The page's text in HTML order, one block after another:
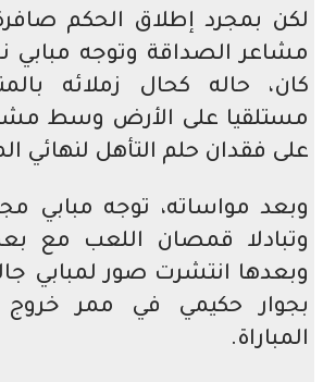
لكن بمجرد إطلاق الحكم صافرة
مشاعر الصداقة وتوجه مبابي
كان، حاله كحال زملائه
مستلقيا على الأرض وسط
على فقدان حلم التأهل لنهائي
وبعد مواساته، توجه مبابي
وتبادلا قمصان اللعب مع
وبعدها انتشرت صور لمبابي
بجوار حكيمي في ممر خروج
المباراة.